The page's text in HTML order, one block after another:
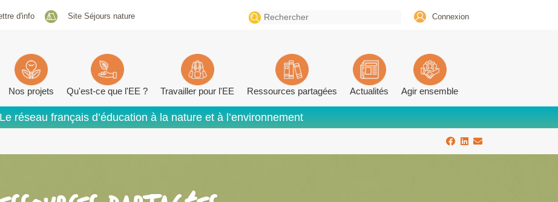
d'info Site Séjours nature
Search
for:
Connexion
Nos projets Qu'est-ce que l'EE ? Travailler pour l'EE Ressources partagées Actualités Agir ensemble
Le réseau français d’éducation à la nature et à l’environnement